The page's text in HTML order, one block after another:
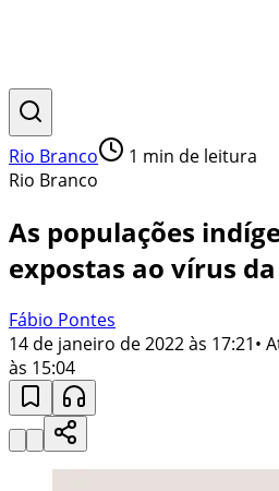
Rio Branco 1 min de leitura
Rio Branco
As populações
expostas ao vírus
Fábio Pontes
14 de janeiro de 2022 às 17:21•
às 15:04